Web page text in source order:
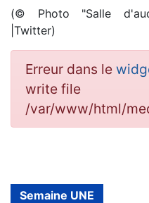
(© Photo "Salle
|Twitter)
Erreur dans le
write file
/var/www/html/
Semaine UNE